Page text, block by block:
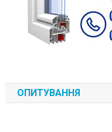
ОПИТУВАННЯ